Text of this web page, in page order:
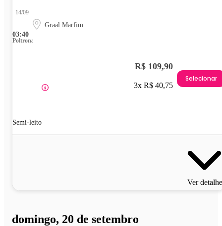
03:40
14/09
Graal Marfim
Poltrona
Semi-leito
R$ 109,90
3x R$ 40,75
Selecionar
Ver
domingo, 20 de setembro